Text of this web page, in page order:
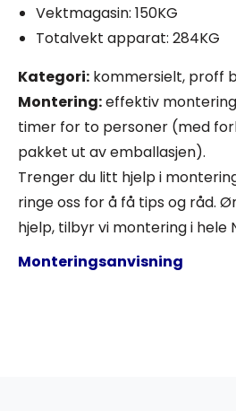
Vektmagasin: 150KG
Totalvekt apparat: 284KG
Kategori: kommersielt, proff
Montering:effektiv
timer for to personer (med
pakket ut av emballasjen).
Trenger du litt hjelp i
ringe oss for å få tips og råd.
hjelp, tilbyr vi montering i hele
Monteringsanvisning